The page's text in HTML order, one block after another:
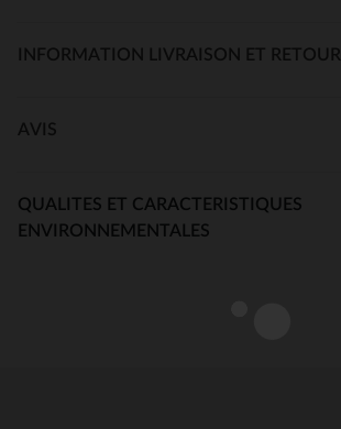
INFORMATION LIVRAISON ET RETOUR
AVIS
QUALITES ET CARACTERISTIQUES
ENVIRONNEMENTALES